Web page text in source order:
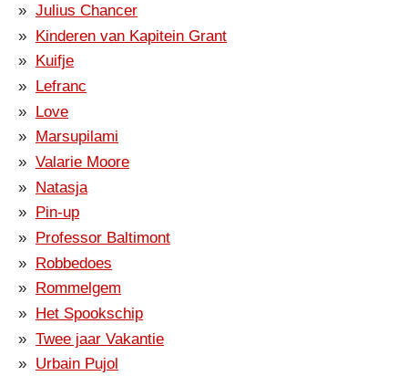
Julius Chancer
Kinderen van Kapitein Grant
Kuifje
Lefranc
Love
Marsupilami
Valarie Moore
Natasja
Pin-up
Professor Baltimont
Robbedoes
Rommelgem
Het Spookschip
Twee jaar Vakantie
Urbain Pujol